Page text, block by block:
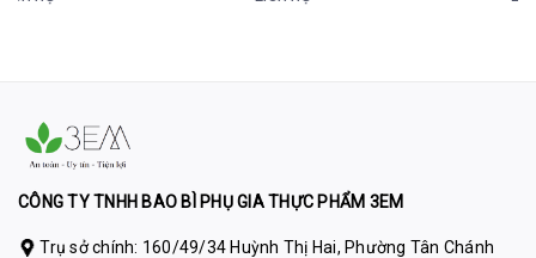
CÔNG TY TNHH BAO BÌ PHỤ GIA THỰC PHẨM 3EM
Trụ sở chính: 160/49/34 Huỳnh Thị Hai, Phường Tân Chánh